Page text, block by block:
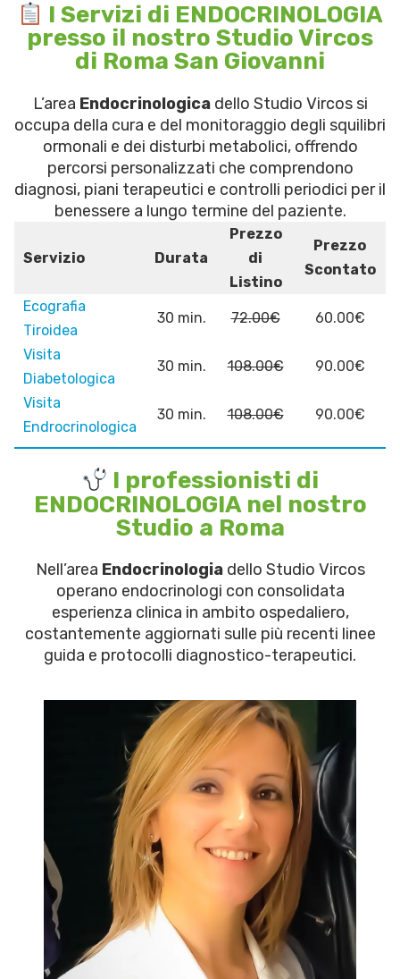
I Servizi di ENDOCRINOLOGIA
presso il nostro Studio Vircos
di Roma San Giovanni
L’area Endocrinologicadello Studio Vircos si
occupa della cura e del monitoraggio degli squilibri
ormonali e dei disturbi metabolici, offrendo
percorsi personalizzati che comprendono
diagnosi, piani terapeutici e controlli periodici per il
benessere a lungo termine del paziente.
Servizio Durata
Prezzo
di
Listino
Prezzo
Scontato
Ecografia
Tiroidea
30 min. 72.00€ 60.00€
Visita
Diabetologica
30 min. 108.00€ 90.00€
Visita
Endrocrinologica
30 min. 108.00€ 90.00€
I professionisti di
ENDOCRINOLOGIA nel nostro
Studio a Roma
Nell’area Endocrinologiadello Studio Vircos
operano endocrinologi con consolidata
esperienza clinica in ambito ospedaliero,
costantemente aggiornati sulle più recenti linee
guida e protocolli diagnostico-terapeutici.